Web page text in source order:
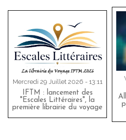
Mercredi 29 Juillet 2026 - 13:11
IFTM : lancement des
"Escales Littéraires", la
première librairie du voyage